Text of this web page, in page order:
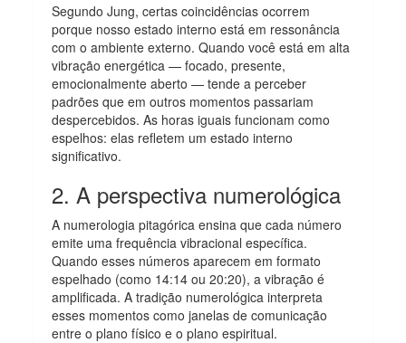
Segundo Jung, certas coincidências ocorrem
porque nosso estado interno está em ressonância
com o ambiente externo. Quando você está em alta
vibração energética — focado, presente,
emocionalmente aberto — tende a perceber
padrões que em outros momentos passariam
despercebidos. As horas iguais funcionam como
espelhos: elas refletem um estado interno
significativo.
2. A perspectiva numerológica
A numerologia pitagórica ensina que cada número
emite uma frequência vibracional específica.
Quando esses números aparecem em formato
espelhado (como 14:14 ou 20:20), a vibração é
amplificada. A tradição numerológica interpreta
esses momentos como janelas de comunicação
entre o plano físico e o plano espiritual.